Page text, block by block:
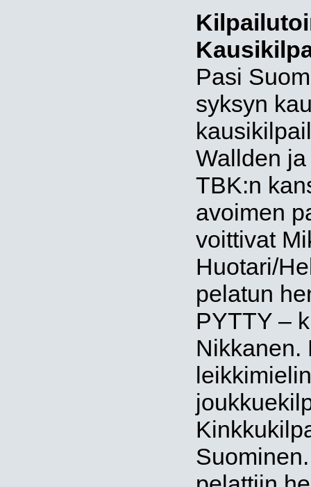
Pasi
syksyn
Wallden
TBK:n
avoimen
voittivat
Huotari/
pelatun
PYTTY –
Nikkanen.